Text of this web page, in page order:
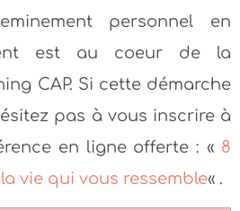
personnel en
est au coeur de la
CAP. Si cette démarche
pas à vous inscrire à
en ligne offerte : « 8
vie qui vous ressemble« .